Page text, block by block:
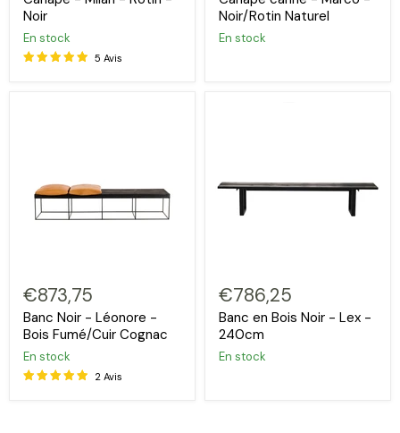
Noir
En stock
5 Avis
Noir/Rotin Naturel
En stock
€873,75
Banc Noir - Léonore -
Bois Fumé/Cuir Cognac
En stock
2 Avis
€786,25
Banc en Bois Noir - Lex -
240cm
En stock